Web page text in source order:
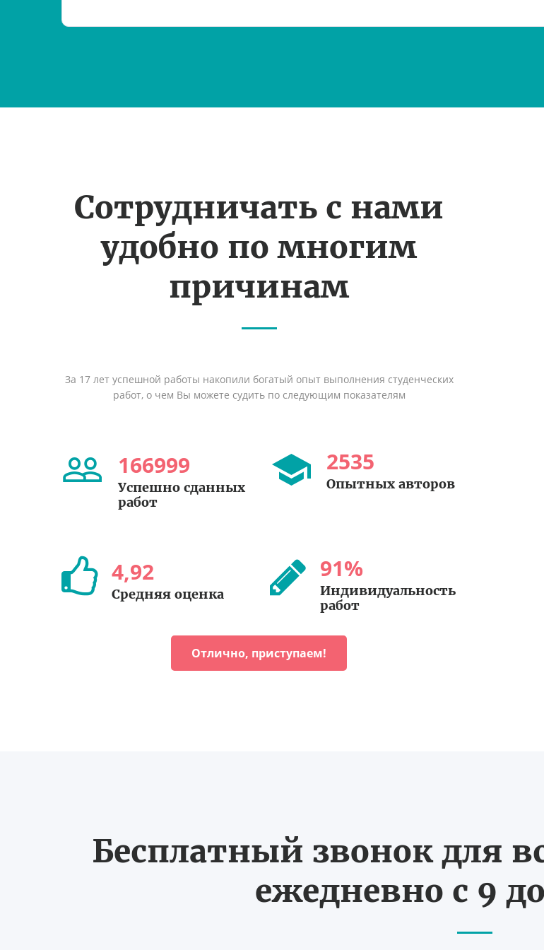
Сотрудничать с нами
удобно по многим
причинам
За 17 лет успешной работы накопили богатый опыт выполнения студенческих
работ, о чем Вы можете судить по следующим показателям
166999
Успешно сданных
работ
2535
Опытных авторов
4,92
Средняя оценка
91%
Индивидуальность
работ
Отлично, приступаем!
Бесплатный звонок для
ежедневно с 9